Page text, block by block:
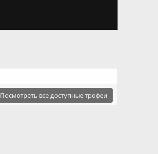
Посмотреть все доступные трофеи